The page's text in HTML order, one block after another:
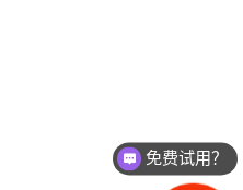
免费试用？
价格如何？